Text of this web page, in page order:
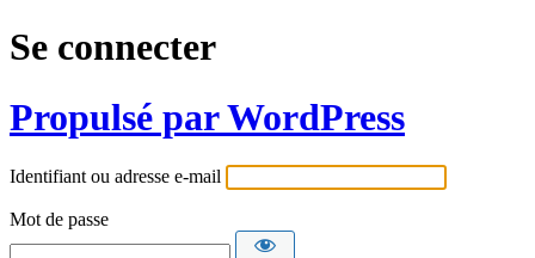
Se connecter
Propulsé par WordPress
Identifiant ou adresse e-mail
Mot de passe